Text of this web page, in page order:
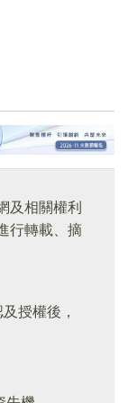
及相關權利
行轉載、摘
授權後，